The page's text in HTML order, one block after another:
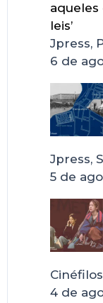
aqueles
leis’
Jpress,
6 de
Jpress,
5 de
4 de